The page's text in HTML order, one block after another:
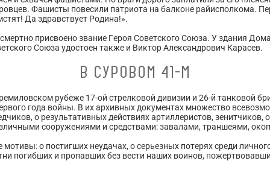
Фашисты повесили патриота на балконе райисполкома.
Да здравствует Родина!».
присвоено звание Героя Советского Союза. У здания
Союза удостоен также и Виктор Александрович Карасев.
В СУРОВОМ 41-М
рубеже 17-ой стрелковой дивизии и 26-й танковой
года войны. В их архивных документах множество
о результативных действиях артиллеристов,
сооружениями и средствами: завалами, траншеями,
о постигших неудачах, о серьезных потерях среди
погибших и пропавших без вести наших воинов,